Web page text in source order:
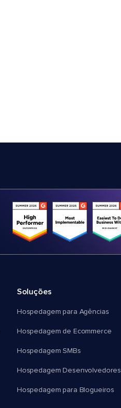
Soluções
Hospedagem para Agências
Hospedagem de Ecommerce
Hospedagem SMBs
Hospedagem Desenvolvedores
Hospedagem para Blogueiros